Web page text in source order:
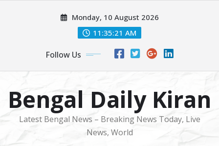
Monday, 10 August 2026
11:35:23 AM
Follow Us
Bengal Daily Kiran
Latest Bengal News – Breaking News Today, Live
News, World